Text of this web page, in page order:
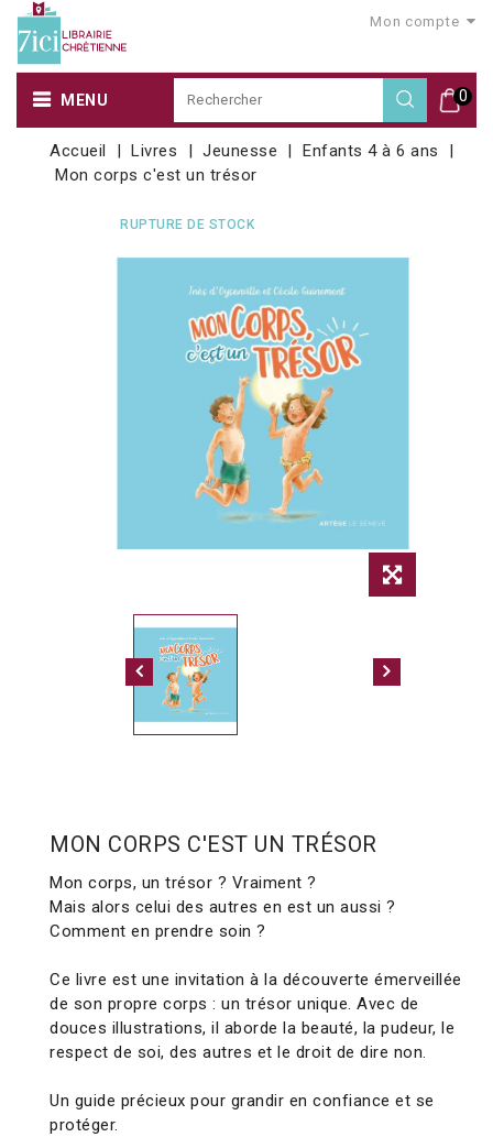
Mon compte
0
MENU
Accueil Livres Jeunesse
Enfants 4 à 6 ans
Mon corps c'est un trésor
RUPTURE DE STOCK
MON CORPS C'EST UN TRÉSOR
Mon corps, un trésor ? Vraiment ?
Mais alors celui des autres en est un aussi ?
Comment en prendre soin ?
Ce livre est une invitation à la découverte émerveillée
de son propre corps : un trésor unique. Avec de
douces illustrations, il aborde la beauté, la pudeur, le
respect de soi, des autres et le droit de dire non.
Un guide précieux pour grandir en confiance et se
protéger.